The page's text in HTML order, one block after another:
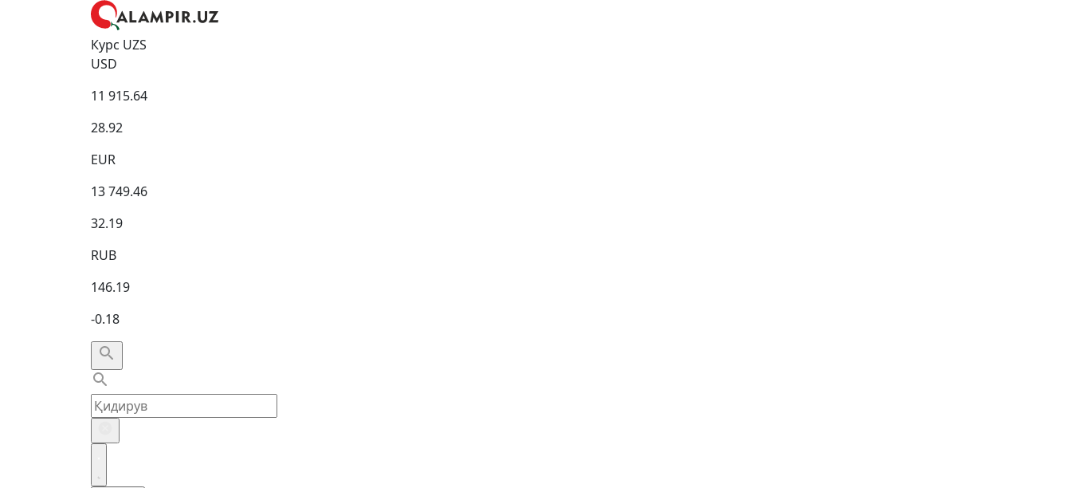
Курс UZS
USD
11 915.64
28.92
EUR
13 749.46
32.19
RUB
146.19
-0.18